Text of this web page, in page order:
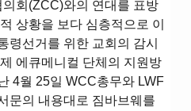
회(ZCC)와의 연대를 표방
상황을 보다 심층적으로 이
선거를 위한 교회의 감시
에큐메니컬 단체의 지원방
4월 25일 WCC총무와 LWF
문의 내용대로 짐바브웨를